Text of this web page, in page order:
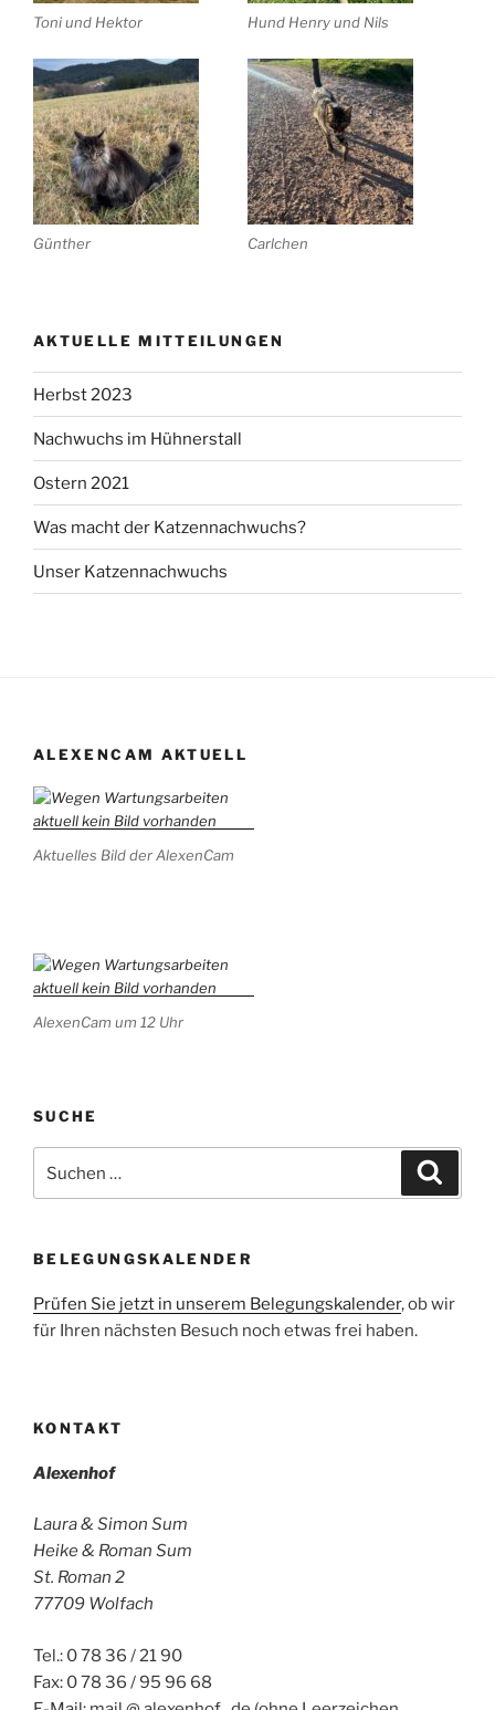
Toni und Hektor Hund Henry und Nils
Günther Carlchen
AKTUELLE MITTEILUNGEN
Herbst 2023
Nachwuchs im Hühnerstall
Ostern 2021
Was macht der Katzennachwuchs?
Unser Katzennachwuchs
ALEXENCAM AKTUELL
Aktuelles Bild der AlexenCam
AlexenCam um 12 Uhr
SUCHE
nach:
BELEGUNGSKALENDER
Prüfen Sie jetzt in unserem Belegungskalender, ob wir
für Ihren nächsten Besuch noch etwas frei haben.
KONTAKT
Alexenhof
Laura & Simon Sum
Heike & Roman Sum
St. Roman 2
77709 Wolfach
Tel.: 0 78 36 / 21 90
Fax: 0 78 36 / 95 96 68